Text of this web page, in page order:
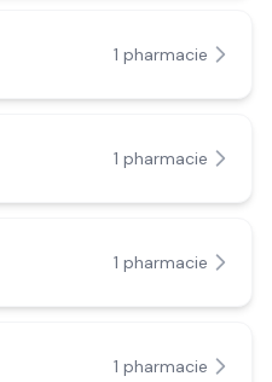
1 pharmacie
1 pharmacie
1 pharmacie
1 pharmacie